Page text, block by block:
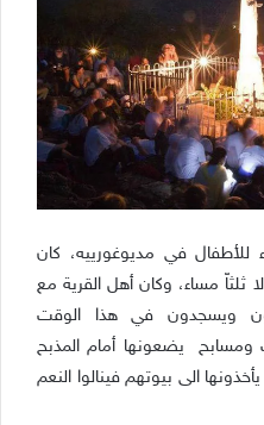
للأطفال في مديوغورييه، كان
ثلثاّ مساء، وكان أهل القرية مع
ويسجدون في هذا الوقت
ومسابح يضعونها أمام المذبح
الى بيوتهم فينالوا النعم